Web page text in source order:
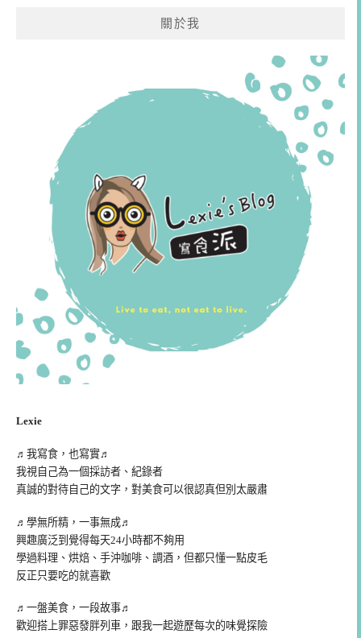
關於我
Lexie
♬我寫食，也寫實♬
我視自己為一個採訪者、紀錄者
真誠的對待自己的文字，對美食可以很認真但別太嚴肅
♬學無所精，一事無成♬
興趣廣泛到覺得每天24小時都不夠用
學過料理、烘焙、手沖咖啡、調酒，但都只懂一點皮毛
反正只要吃的就喜歡
♬一盤美食，一段故事♬
歡迎搭上罪惡發胖列車，跟我一起遊歷每次的味覺探險